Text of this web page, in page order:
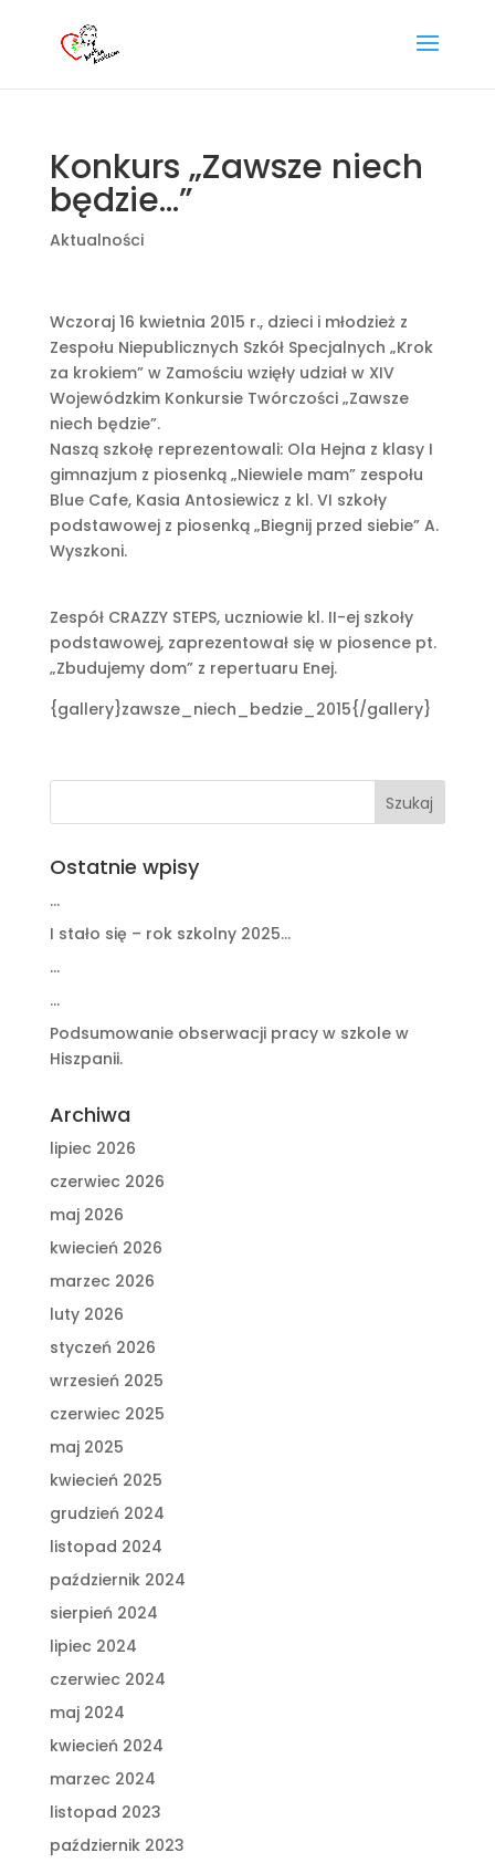
Konkurs „Zawsze niech
będzie…”
Aktualności
Wczoraj 16 kwietnia 2015 r., dzieci i młodzież z
Zespołu Niepublicznych Szkół Specjalnych „Krok
za krokiem” w Zamościu wzięły udział w XIV
Wojewódzkim Konkursie Twórczości „Zawsze
niech będzie”.
Naszą szkołę reprezentowali: Ola Hejna z klasy I
gimnazjum z piosenką „Niewiele mam” zespołu
Blue Cafe, Kasia Antosiewicz z kl. VI szkoły
podstawowej z piosenką „Biegnij przed siebie” A.
Wyszkoni.
Zespół CRAZZY STEPS, uczniowie kl. II-ej szkoły
podstawowej, zaprezentował się w piosence pt.
„Zbudujemy dom” z repertuaru Enej.
{gallery}zawsze_niech_bedzie_2015{/gallery}
Ostatnie wpisy
…
I stało się – rok szkolny 2025…
…
…
Podsumowanie obserwacji pracy w szkole w
Hiszpanii.
Archiwa
lipiec 2026
czerwiec 2026
maj 2026
kwiecień 2026
marzec 2026
luty 2026
styczeń 2026
wrzesień 2025
czerwiec 2025
maj 2025
kwiecień 2025
grudzień 2024
listopad 2024
październik 2024
sierpień 2024
lipiec 2024
czerwiec 2024
maj 2024
kwiecień 2024
marzec 2024
listopad 2023
październik 2023